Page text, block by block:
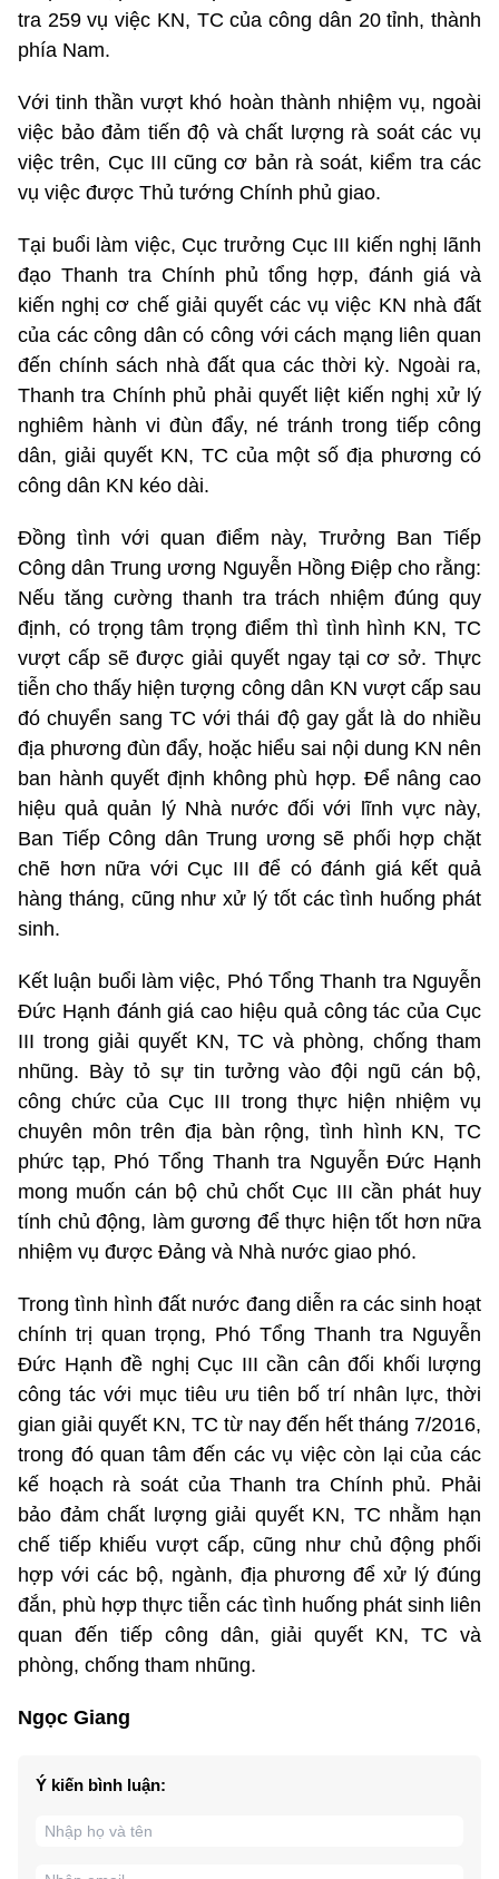
tra 259 vụ việc KN, TC của công dân 20 tỉnh, thành
phía Nam.
Với tinh thần vượt khó hoàn thành nhiệm vụ, ngoài
việc bảo đảm tiến độ và chất lượng rà soát các vụ
việc trên, Cục III cũng cơ bản rà soát, kiểm tra các
vụ việc được Thủ tướng Chính phủ giao.
Tại buổi làm việc, Cục trưởng Cục III kiến nghị lãnh
đạo Thanh tra Chính phủ tổng hợp, đánh giá và
kiến nghị cơ chế giải quyết các vụ việc KN nhà đất
của các công dân có công với cách mạng liên quan
đến chính sách nhà đất qua các thời kỳ. Ngoài ra,
Thanh tra Chính phủ phải quyết liệt kiến nghị xử lý
nghiêm hành vi đùn đẩy, né tránh trong tiếp công
dân, giải quyết KN, TC của một số địa phương có
công dân KN kéo dài.
Đồng tình với quan điểm này, Trưởng Ban Tiếp
Công dân Trung ương Nguyễn Hồng Điệp cho rằng:
Nếu tăng cường thanh tra trách nhiệm đúng quy
định, có trọng tâm trọng điểm thì tình hình KN, TC
vượt cấp sẽ được giải quyết ngay tại cơ sở. Thực
tiễn cho thấy hiện tượng công dân KN vượt cấp sau
đó chuyển sang TC với thái độ gay gắt là do nhiều
địa phương đùn đẩy, hoặc hiểu sai nội dung KN nên
ban hành quyết định không phù hợp. Để nâng cao
hiệu quả quản lý Nhà nước đối với lĩnh vực này,
Ban Tiếp Công dân Trung ương sẽ phối hợp chặt
chẽ hơn nữa với Cục III để có đánh giá kết quả
hàng tháng, cũng như xử lý tốt các tình huống phát
sinh.
Kết luận buổi làm việc, Phó Tổng Thanh tra Nguyễn
Đức Hạnh đánh giá cao hiệu quả công tác của Cục
III trong giải quyết KN, TC và phòng, chống tham
nhũng. Bày tỏ sự tin tưởng vào đội ngũ cán bộ,
công chức của Cục III trong thực hiện nhiệm vụ
chuyên môn trên địa bàn rộng, tình hình KN, TC
phức tạp, Phó Tổng Thanh tra Nguyễn Đức Hạnh
mong muốn cán bộ chủ chốt Cục III cần phát huy
tính chủ động, làm gương để thực hiện tốt hơn nữa
nhiệm vụ được Đảng và Nhà nước giao phó.
Trong tình hình đất nước đang diễn ra các sinh hoạt
chính trị quan trọng, Phó Tổng Thanh tra Nguyễn
Đức Hạnh đề nghị Cục III cần cân đối khối lượng
công tác với mục tiêu ưu tiên bố trí nhân lực, thời
gian giải quyết KN, TC từ nay đến hết tháng 7/2016,
trong đó quan tâm đến các vụ việc còn lại của các
kế hoạch rà soát của Thanh tra Chính phủ. Phải
bảo đảm chất lượng giải quyết KN, TC nhằm hạn
chế tiếp khiếu vượt cấp, cũng như chủ động phối
hợp với các bộ, ngành, địa phương để xử lý đúng
đắn, phù hợp thực tiễn các tình huống phát sinh liên
quan đến tiếp công dân, giải quyết KN, TC và
phòng, chống tham nhũng.
Ngọc Giang
Ý kiến bình luận: